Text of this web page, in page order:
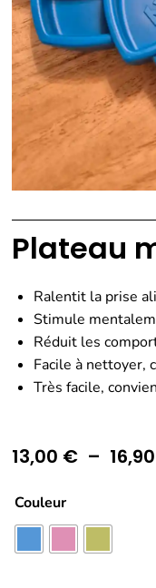
Plateau
Ralentit la prise
Stimule
Réduit les
Facile à nettoyer,
Très facile,
13,00 € – 16,90
Couleur